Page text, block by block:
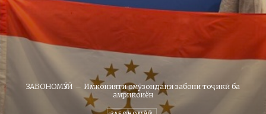
ЗАБОНОМӮЗӢ
Имконияти омӯзондани забони тоҷикӣ ба
амрикоиён